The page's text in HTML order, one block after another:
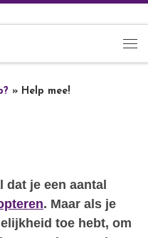
» Help mee!
je een aantal
. Maar als je
toe hebt, om